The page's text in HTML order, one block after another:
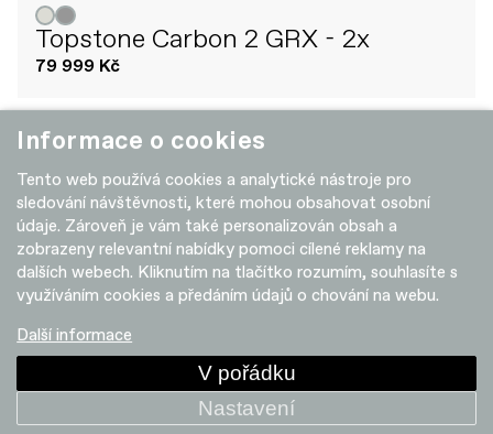
Topstone Carbon 2 GRX - 2x
79 999 Kč
Informace o cookies
Tento web používá cookies a analytické nástroje pro
sledování návštěvnosti, které mohou obsahovat osobní
údaje. Zároveň je vám také personalizován obsah a
zobrazeny relevantní nabídky pomoci cílené reklamy na
dalších webech. Kliknutím na tlačítko rozumím, souhlasíte s
využíváním cookies a předáním údajů o chování na webu.
Další informace
V pořádku
Nastavení